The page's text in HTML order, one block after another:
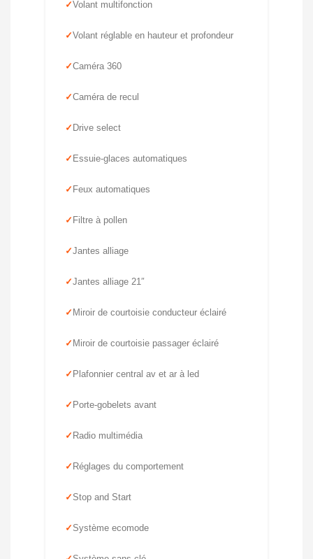
Volant multifonction
Volant réglable en hauteur et profondeur
Caméra 360
Caméra de recul
Drive select
Essuie-glaces automatiques
Feux automatiques
Filtre à pollen
Jantes alliage
Jantes alliage 21″
Miroir de courtoisie conducteur éclairé
Miroir de courtoisie passager éclairé
Plafonnier central av et ar à led
Porte-gobelets avant
Radio multimédia
Réglages du comportement
Stop and Start
Système ecomode